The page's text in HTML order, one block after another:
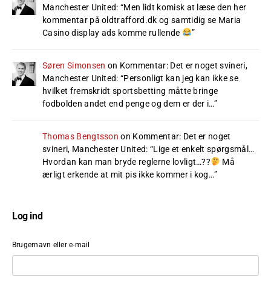
Manchester United: “Men lidt komisk at læse den her
kommentar på oldtrafford.dk og samtidig se Maria
Casino display ads komme rullende
”
Søren Simonsen on Kommentar: Det er noget svineri,
Manchester United: “Personligt kan jeg kan ikke se
hvilket fremskridt sportsbetting måtte bringe
fodbolden andet end penge og dem er der i…”
Thomas Bengtsson on Kommentar: Det er noget
svineri, Manchester United: “Lige et enkelt spørgsmål…
Hvordan kan man bryde reglerne lovligt…??
Må
ærligt erkende at mit pis ikke kommer i kog…”
Log ind
Brugernavn eller e-mail